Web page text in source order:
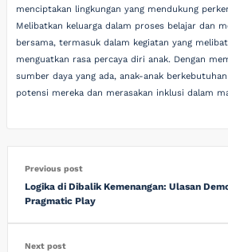
menciptakan lingkungan yang mendukung
Melibatkan keluarga dalam proses belajar dan
bersama, termasuk dalam kegiatan yang
menguatkan rasa percaya diri anak. Dengan
sumber daya yang ada, anak-anak
potensi mereka dan merasakan inklusi dalam
Previous post
Logika di Dibalik Kemenangan: Ulasan
Pragmatic Play
Next post